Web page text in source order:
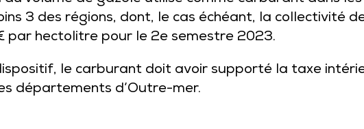
3 des régions, dont, le cas échéant, la collectivité
par hectolitre pour le 2e semestre 2023.
le carburant doit avoir supporté la taxe
départements d’Outre-mer.